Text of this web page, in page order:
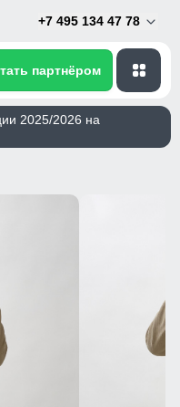
+7 495 134 47 78
партнёром
2025/2026 на